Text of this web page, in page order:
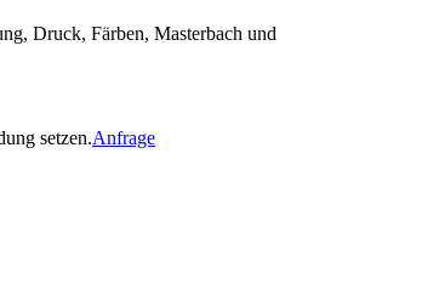
Druck, Färben, Masterbach und
setzen.Anfrage